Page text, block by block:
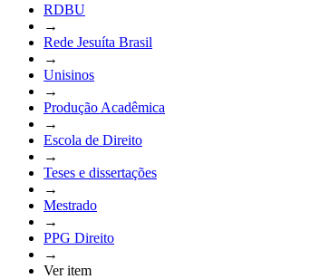
RDBU
→
Rede Jesuíta Brasil
→
Unisinos
→
Produção Acadêmica
→
Escola de Direito
→
Teses e dissertações
→
Mestrado
→
PPG Direito
→
Ver item